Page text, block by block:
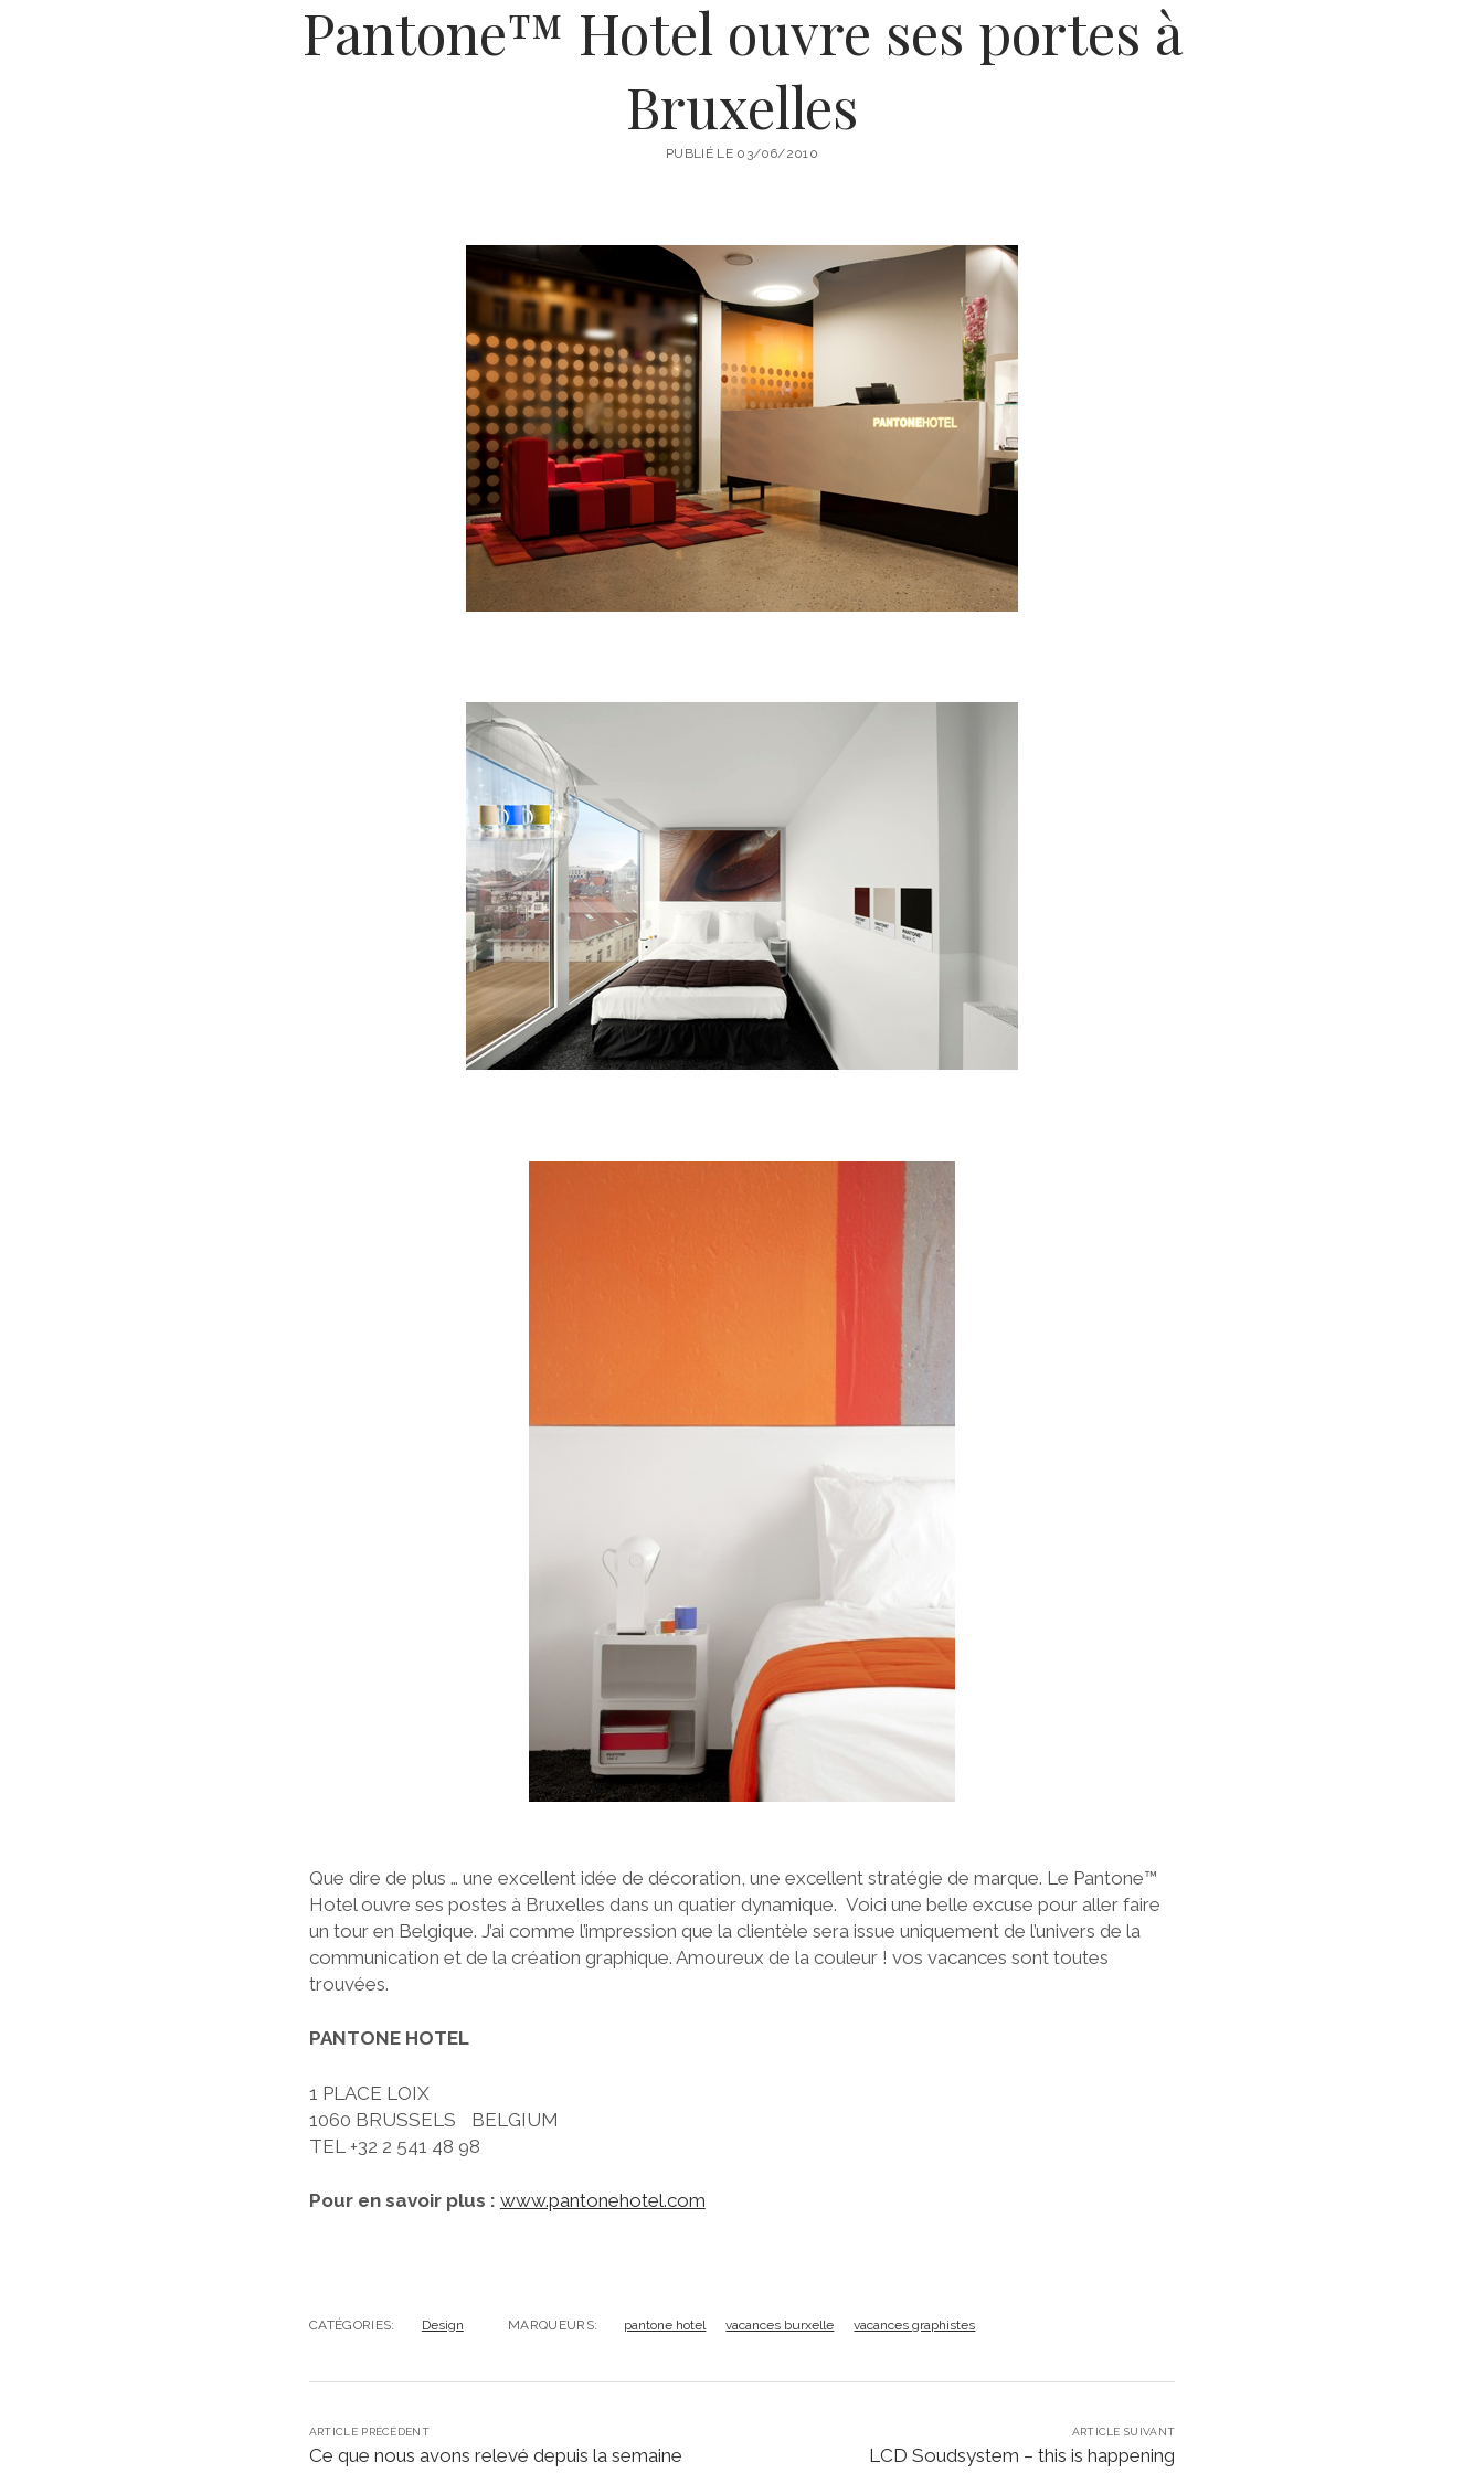
Pantone™ Hotel ouvre ses portes à
Bruxelles
PUBLIÉ LE 03/06/2010
Que dire de plus … une excellent idée de décoration, une excellent stratégie de marque. Le Pantone™
Hotel ouvre ses postes à Bruxelles dans un quatier dynamique. Voici une belle excuse pour aller faire
un tour en Belgique. J’ai comme l’impression que la clientèle sera issue uniquement de l’univers de la
communication et de la création graphique. Amoureux de la couleur ! vos vacances sont toutes
trouvées.
PANTONE HOTEL
1 PLACE LOIX
1060 BRUSSELS BELGIUM
TEL +32 2 541 48 98
Pour en savoir plus : www.pantonehotel.com
CATÉGORIES: Design MARQUEURS: pantone hotel vacances burxelle vacances graphistes
ARTICLE PRÉCÉDENT
Ce que nous avons relevé depuis la semaine
ARTICLE SUIVANT
LCD Soudsystem – this is happening